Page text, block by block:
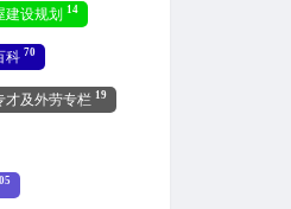
建设规划 14
科 70
才及外劳专栏 19